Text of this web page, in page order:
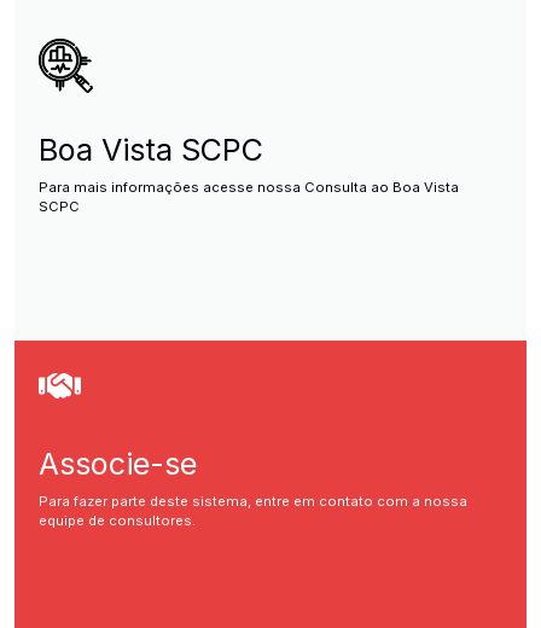
Boa Vista SCPC
Para mais informações acesse nossa Consulta ao Boa Vista
SCPC
Associe-se
Para fazer parte deste sistema, entre em contato com a nossa
equipe de consultores.